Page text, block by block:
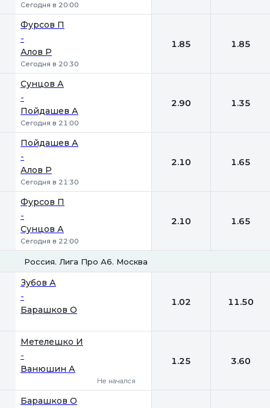
Сегодня в 20:00
Фурсов П
-
Алов Р
Сегодня в 20:30
1.85 1.85
Сунцов А
-
Пойдашев А
Сегодня в 21:00
2.90 1.35
Пойдашев А
-
Алов Р
Сегодня в 21:30
2.10 1.65
Фурсов П
-
Сунцов А
Сегодня в 22:00
2.10 1.65
Россия. Лига Про А6. Москва
Зубов А
-
Барашков О
1.02 11.50
Метелешко И
-
Ванюшин А
Не начался
1.25 3.60
Барашков О